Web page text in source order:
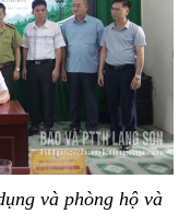
và phòng hộ và